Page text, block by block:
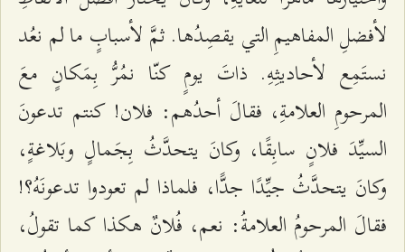
لأفضلِ المفاهيمِ التي يقصِدُها. ثمَّ لأسبابٍ ما لم نعُد
نستَمِع لأحاديثِهِ. ذاتَ يومٍ كنّا نمُرُّ بِمَكانٍ معَ
المرحومِ العلامةِ، فقالَ أحدُهم: فلان! كنتم تدعونَ
السيِّدَ فلانٍ سابِقًا، وكانَ يتحدَّثُ بِجَمالٍ وبَلاغةٍ،
وكانَ يتحدَّثُ جيِّدًا جدًّا، فلماذا لم تعودوا تدعونَهُ؟!
فقالَ المرحومُ العلامةُ: نعم، فُلانٌ هكذا كما تقولُ،